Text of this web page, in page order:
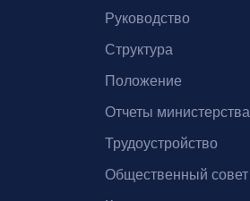
Руководство
Структура
Положение
Отчеты министерства
Трудоустройство
Общественный совет